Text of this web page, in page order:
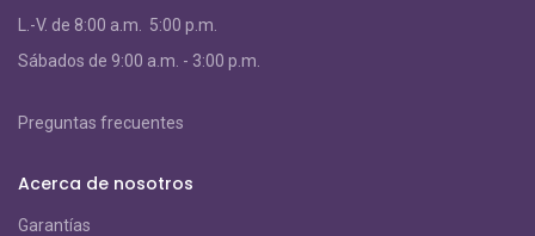
L.-V. de 8:00 a.m. 5:00 p.m.
Sábados de 9:00 a.m. - 3:00 p.m.
Preguntas frecuentes
Acerca de nosotros
Garantías